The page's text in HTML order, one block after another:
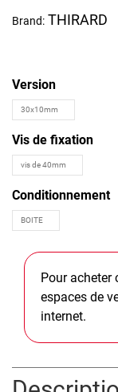
Brand: THIRARD
Version
Vis de fixation
Conditionnement
Pour acheter
espaces de
internet.